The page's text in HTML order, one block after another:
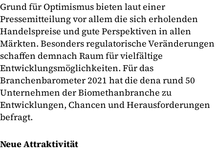
Grund für Optimismus bieten laut einer
Pressemitteilung vor allem die sich erholenden
Handelspreise und gute Perspektiven in allen
Märkten. Besonders regulatorische Veränderungen
schaffen demnach Raum für vielfältige
Entwicklungsmöglichkeiten. Für das
Branchenbarometer 2021 hat die dena rund 50
Unternehmen der Biomethanbranche zu
Entwicklungen, Chancen und Herausforderungen
befragt.
Neue Attraktivität